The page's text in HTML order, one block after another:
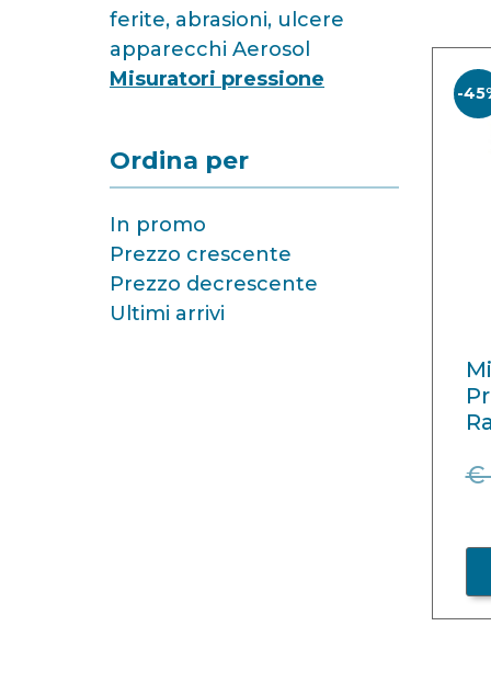
ferite, abrasioni, ulcere
apparecchi Aerosol
Misuratori pressione
Ordina per
In promo
Prezzo crescente
Prezzo decrescente
Ultimi arrivi
-
€